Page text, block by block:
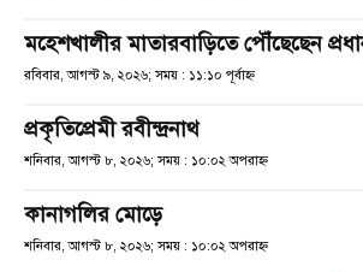
মহেশখালীর মাতারবাড়িতে পৌঁছেছেন
রবিবার, আগস্ট ৯, ২০২৬; সময় : ১১:১০ পূর্বাহ্ণ
প্রকৃতিপ্রেমী রবীন্দ্রনাথ
শনিবার, আগস্ট ৮, ২০২৬; সময় : ১০:০২ অপরাহ্ণ
কানাগলির মোড়ে
শনিবার, আগস্ট ৮, ২০২৬; সময় : ১০:০২ অপরাহ্ণ